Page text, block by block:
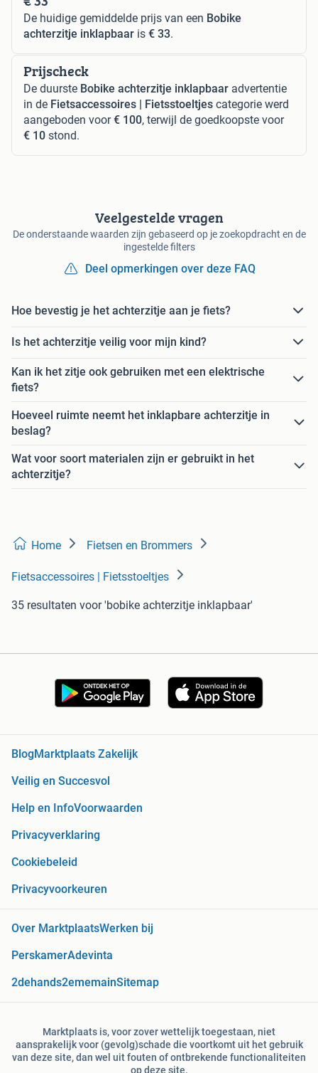
De huidige gemiddelde prijs van een Bobike
achterzitje inklapbaar is € 33.
Prijscheck
De duurste Bobike achterzitje inklapbaar advertentie
in de Fietsaccessoires | Fietsstoeltjes categorie werd
aangeboden voor€ 100, terwijl de goedkoopste voor
€ 10 stond.
Veelgestelde vragen
De onderstaande waarden zijn gebaseerd op je zoekopdracht en de
ingestelde filters
Deel opmerkingen over deze FAQ
Hoe bevestig je het achterzitje aan je fiets?
Is het achterzitje veilig voor mijn kind?
Kan ik het zitje ook gebruiken met een elektrische
fiets?
Hoeveel ruimte neemt het inklapbare achterzitje in
beslag?
Wat voor soort materialen zijn er gebruikt in het
achterzitje?
Home Fietsen en Brommers
Fietsaccessoires | Fietsstoeltjes
35 resultaten voor 'bobike achterzitje inklapbaar'
BlogMarktplaats Zakelijk
Veilig en Succesvol
Help en InfoVoorwaarden
Privacyverklaring
Cookiebeleid
Privacyvoorkeuren
Over MarktplaatsWerken bij
PerskamerAdevinta
2dehands2ememainSitemap
Marktplaats is, voor zover wettelijk toegestaan, niet
aansprakelijk voor (gevolg)schade die voortkomt uit het gebruik
van deze site, dan wel uit fouten of ontbrekende functionaliteiten
op deze site.